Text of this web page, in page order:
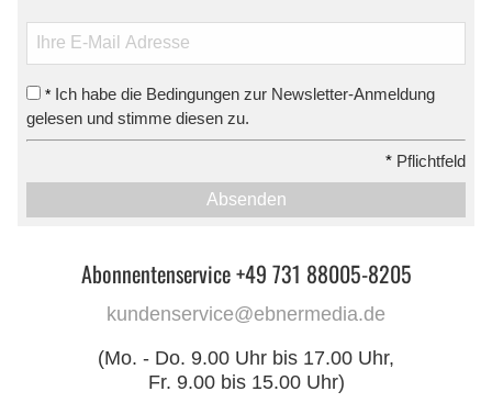
* Ich habe die Bedingungen zur Newsletter-Anmeldung
gelesen und stimme diesen zu.
* Pflichtfeld
Absenden
Abonnentenservice +49 731 88005-8205
kundenservice@ebnermedia.de
(Mo. - Do. 9.00 Uhr bis 17.00 Uhr,
Fr. 9.00 bis 15.00 Uhr)